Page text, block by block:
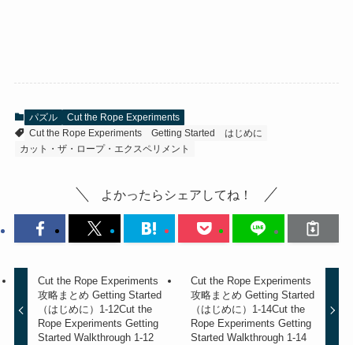
パズル
Cut the Rope Experiments
Cut the Rope Experiments
Getting Started
はじめに
カット・ザ・ロープ・エクスペリメント
よかったらシェアしてね！
Cut the Rope Experiments
攻略まとめ Getting Started
（はじめに）1-12Cut the
Rope Experiments Getting
Started Walkthrough 1-12
Cut the Rope Experiments
攻略まとめ Getting Started
（はじめに）1-14Cut the
Rope Experiments Getting
Started Walkthrough 1-14